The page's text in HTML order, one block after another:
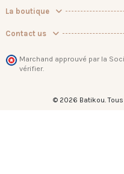
La boutique
Contact us
Marchand approuvé par la
vérifier.
© 2026 Batikou.